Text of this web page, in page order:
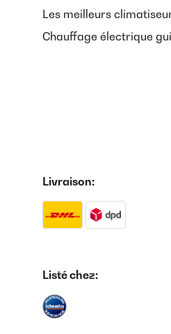
Les meilleurs
Chauffage électrique
Livraison:
Listé chez: